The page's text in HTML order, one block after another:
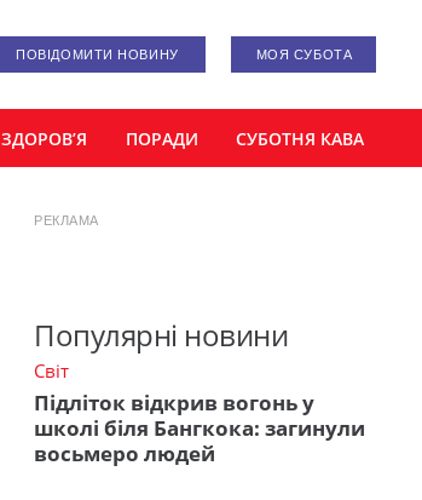
ПОВІДОМИТИ НОВИНУ МОЯ СУБОТА
ЗДОРОВ’Я ПОРАДИ СУБОТНЯ КАВА
РЕКЛАМА
Популярні новини
Світ
Підліток відкрив вогонь у
школі біля Бангкока: загинули
восьмеро людей